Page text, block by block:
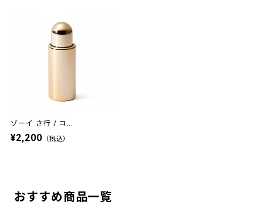
ゾーイ さ行 / コ...
¥2,200 （税込）
おすすめ商品一覧